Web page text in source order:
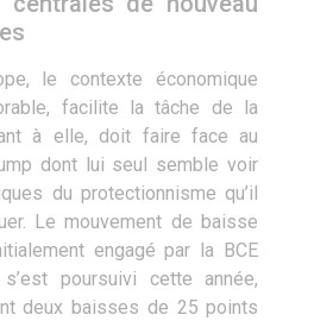
le contexte économique
facilite la tâche de la
à elle, doit faire face au
dont lui seul semble voir
du protectionnisme qu’il
Le mouvement de baisse
engagé par la BCE
s’est poursuivi cette année,
deux baisses de 25 points